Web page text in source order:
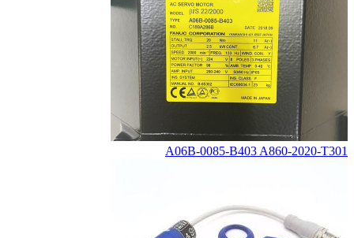
A06B-0085-B403 A860-2020-T301